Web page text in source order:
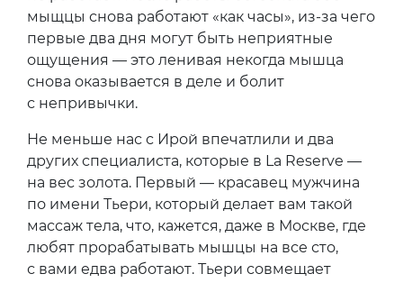
чего предложили «исправить нужные
моменты». Боялась страшно, но верила
в правильные руки. Медленно и нежно его
руки тянули меня в нужные стороны, я лишь
чувствовала легкие щелчки и пару
бывает так: работать должны правая и левая
мыщцы одновременно. А из-за смещений
одна мыщца перегружена, а вторая — почти
не работает. После работы остеопата обе
мыщцы снова работают «как часы», из-за чего
первые два дня могут быть неприятные
ощущения — это ленивая некогда мышца